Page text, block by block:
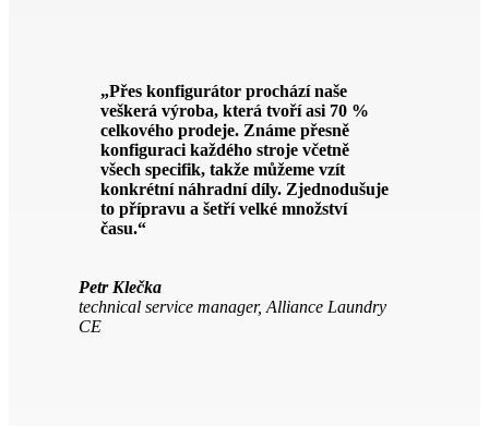
„Přes konfigurátor prochází naše
veškerá výroba, která tvoří asi 70 %
celkového prodeje. Známe přesně
konfiguraci každého stroje včetně
všech specifik, takže můžeme vzít
konkrétní náhradní díly. Zjednodušuje
to přípravu a šetří velké množství
času.“
Petr Klečka
technical service manager, Alliance Laundry
CE